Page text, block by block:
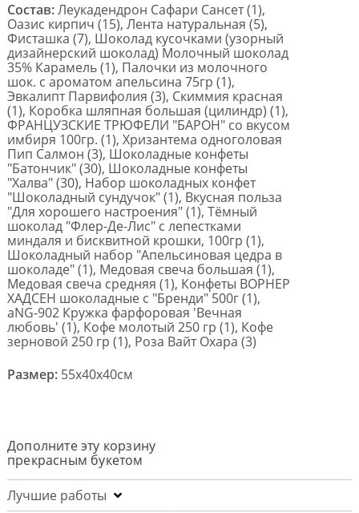
Состав:Леукадендрон Сафари Сансет (1),
Оазис кирпич (15), Лента натуральная (5),
Фисташка (7), Шоколад кусочками (узорный
дизайнерский шоколад) Молочный шоколад
35% Карамель (1), Палочки из молочного
шок. с ароматом апельсина 75гр (1),
Эвкалипт Парвифолия (3), Скиммия красная
(1), Коробка шляпная большая (цилиндр) (1),
ФРАНЦУЗСКИЕ ТРЮФЕЛИ "БАРОН" со вкусом
имбиря 100гр. (1), Хризантема одноголовая
Пип Салмон (3), Шоколадные конфеты
"Батончик" (30), Шоколадные конфеты
"Халва" (30), Набор шоколадных конфет
"Шоколадный сундучок" (1), Вкусная польза
"Для хорошего настроения" (1), Тёмный
шоколад "Флер-Де-Лис" с лепестками
миндаля и бисквитной крошки, 100гр (1),
Шоколадный набор "Апельсиновая цедра в
шоколаде" (1), Медовая свеча большая (1),
Медовая свеча средняя (1), Конфеты ВОРНЕР
ХАДСЕН шоколадные с "Бренди" 500г (1),
aNG-902 Кружка фарфоровая 'Вечная
любовь' (1), Кофе молотый 250 гр (1), Кофе
зерновой 250 гр (1), Роза Вайт Охара (3)
Размер: 55x40x40см
Дополните эту корзину
прекрасным букетом
Лучшие работы